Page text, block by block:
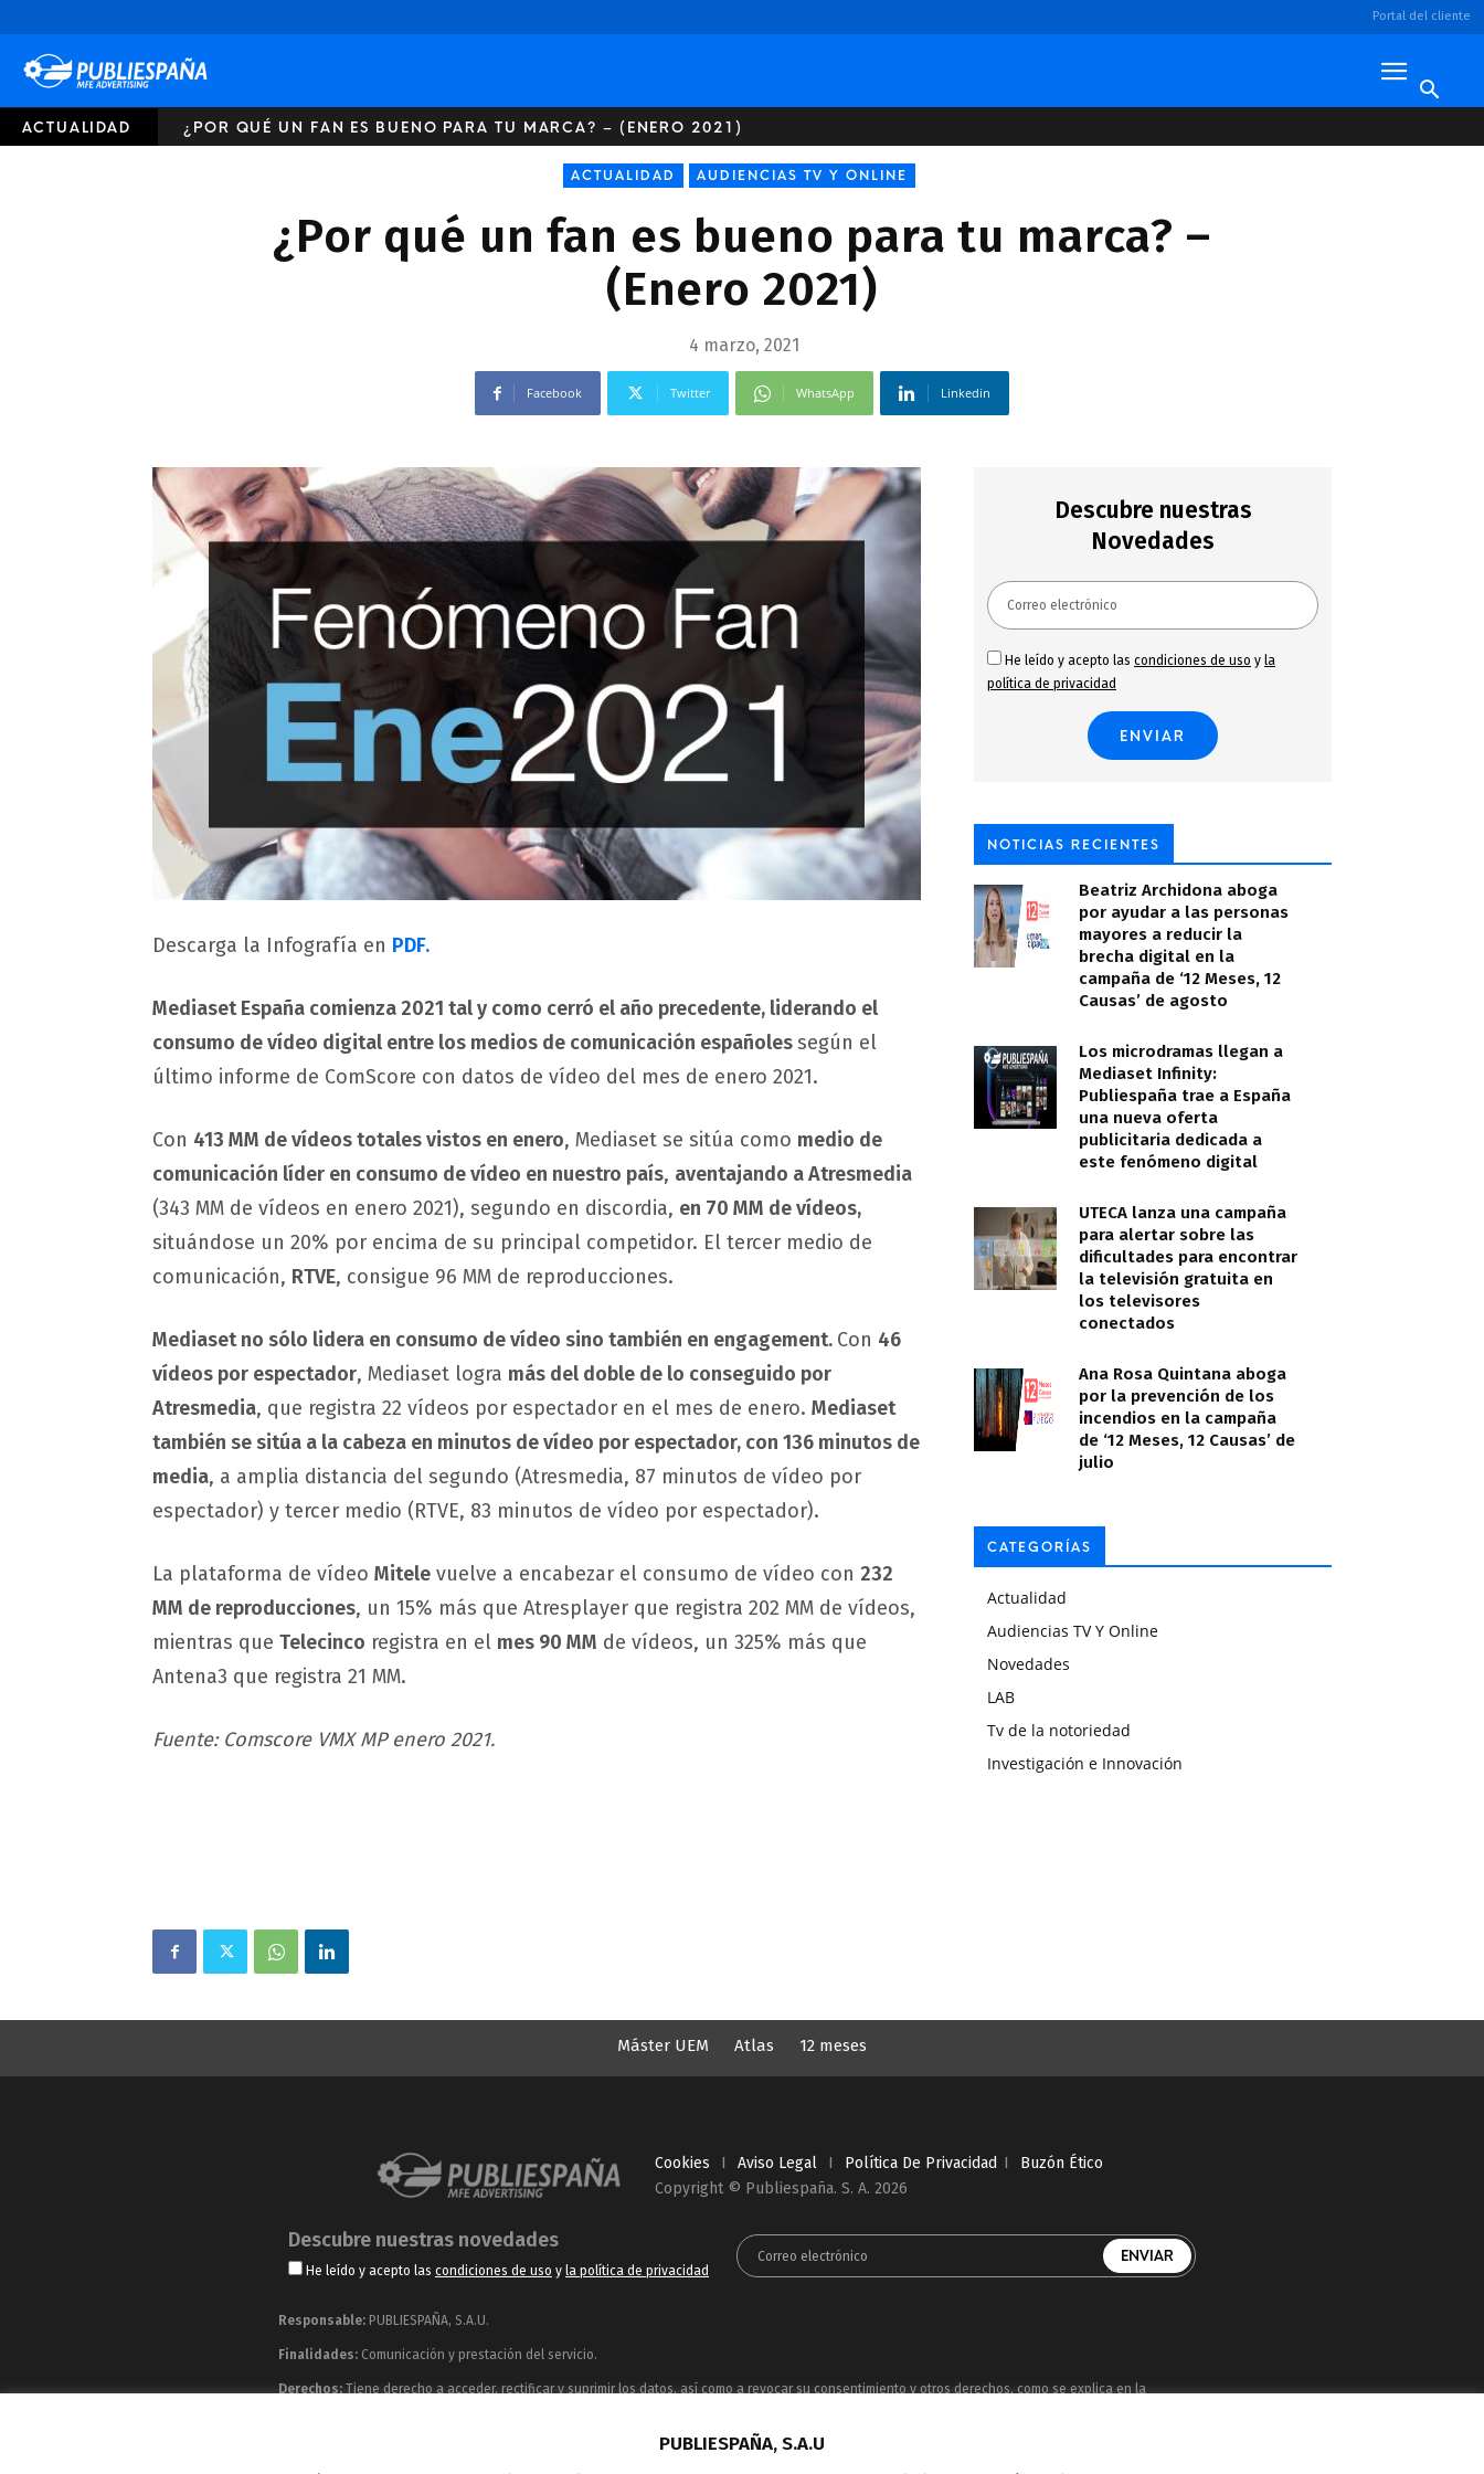
Portal del cliente
ACTUALIDAD ¿POR QUÉ UN FAN ES BUENO PARA TU MARCA? – (ENERO 2021)
ACTUALIDAD AUDIENCIAS TV Y ONLINE
¿Por qué un fan es bueno para tu marca? –
(Enero 2021)
4 marzo, 2021
Facebook Twitter WhatsApp Linkedin
Descarga la Infografía en PDF.
Mediaset España comienza 2021 tal y como cerró el año precedente, liderando el
consumo de vídeo digital entre los medios de comunicación españolessegún el
último informe de ComScore con datos de vídeo del mes de enero 2021.
Con 413 MM de vídeos totales vistos en enero, Mediaset se sitúa como medio de
comunicación líder en consumo de vídeo en nuestro país, aventajando a Atresmedia
(343 MM de vídeos en enero 2021), segundo en discordia, en 70 MM de vídeos,
situándose un 20% por encima de su principal competidor. El tercer medio de
comunicación, RTVE, consigue 96 MM de reproducciones.
Mediaset no sólo lidera en consumo de vídeo sino también en engagement. Con 46
vídeos por espectador, Mediaset logra más del doble de lo conseguido por
Atresmedia, que registra 22 vídeos por espectador en el mes de enero. Mediaset
también se sitúa a la cabeza en minutos de vídeo por espectador, con 136 minutos de
media, a amplia distancia del segundo (Atresmedia, 87 minutos de vídeo por
espectador) y tercer medio (RTVE, 83 minutos de vídeo por espectador).
La plataforma de vídeo Mitele vuelve a encabezar el consumo de vídeo con 232
MM de reproducciones, un 15% más que Atresplayer que registra 202 MM de vídeos,
mientras que Telecinco registra en el mes 90 MM de vídeos, un 325% más que
Antena3 que registra 21 MM.
Fuente: Comscore VMX MP enero 2021.
Descubre nuestras
Novedades
He leído y acepto las condiciones de uso y la
política de privacidad
NOTICIAS RECIENTES
Beatriz Archidona aboga
por ayudar a las personas
mayores a reducir la
brecha digital en la
campaña de ‘12 Meses, 12
Causas’ de agosto
Los microdramas llegan a
Mediaset Infinity:
Publiespaña trae a España
una nueva oferta
publicitaria dedicada a
este fenómeno digital
UTECA lanza una campaña
para alertar sobre las
dificultades para encontrar
la televisión gratuita en
los televisores
conectados
Ana Rosa Quintana aboga
por la prevención de los
incendios en la campaña
de ‘12 Meses, 12 Causas’ de
julio
CATEGORÍAS
Actualidad
Audiencias TV Y Online
Novedades
LAB
Tv de la notoriedad
Investigación e Innovación
Máster UEM Atlas 12 meses
Cookies I Aviso Legal I Política De Privacidad I
Buzón Ético
Copyright © Publiespaña. S. A. 2026
Descubre nuestras novedades
He leído y acepto las condiciones de uso y la política de privacidad
Responsable: PUBLIESPAÑA, S.A.U.
Finalidades: Comunicación y prestación del servicio.
Derechos: Tiene derecho a acceder, rectificar y suprimir los datos, así como a revocar su consentimiento y otros derechos, como se explica en la
Publiespaña es empresa de Mediaset España concesionaria del espacio publicitario de sus siete canales en abierto: Telecinco, Cuatro, Factoría de Ficción, Boing, Divinity ,
PUBLIESPAÑA, S.A.U